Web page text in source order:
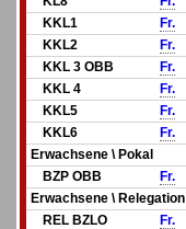
KKL1
Fr.
KKL2
Fr.
KKL 3 OBB
Fr.
KKL 4
Fr.
KKL5
Fr.
KKL6
Fr.
Erwachsene \ Pokal
BZP OBB
Fr.
Erwachsene \ Relegation
REL BZLO
Fr.